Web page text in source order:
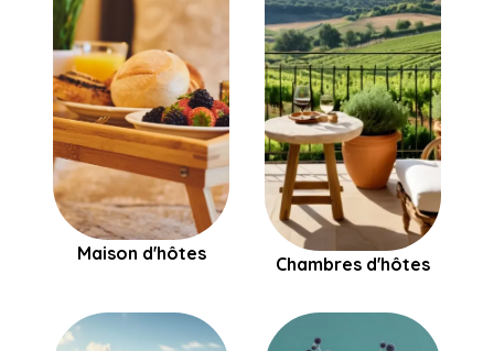
Maison d'hôtes Chambres d'hôtes